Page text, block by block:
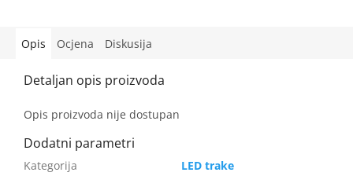
Opis Ocjena Diskusija
Opis proizvoda nije dostupan
LED trake